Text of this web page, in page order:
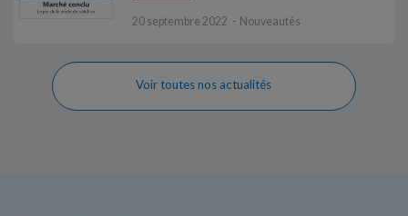
20 septembre 2022 Nouveautés
Voir toutes nos actualités